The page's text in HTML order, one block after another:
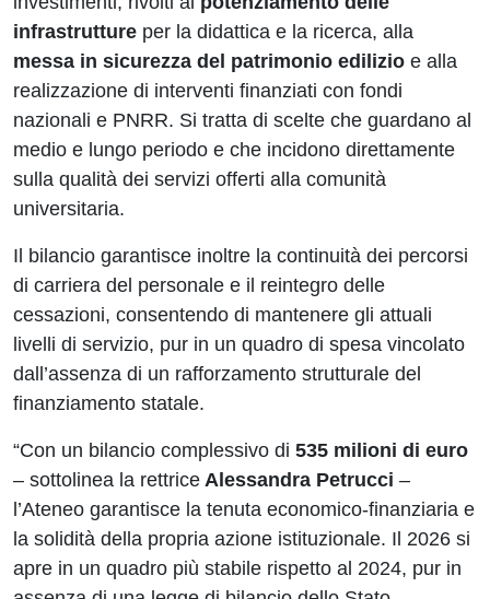
infrastrutture per la didattica e la ricerca, alla
messa in sicurezza del patrimonio edilizio e alla
realizzazione di interventi finanziati con fondi
nazionali e PNRR. Si tratta di scelte che guardano al
medio e lungo periodo e che incidono direttamente
sulla qualità dei servizi offerti alla comunità
universitaria.
Il bilancio garantisce inoltre la continuità dei percorsi
di carriera del personale e il reintegro delle
cessazioni, consentendo di mantenere gli attuali
livelli di servizio, pur in un quadro di spesa vincolato
dall’assenza di un rafforzamento strutturale del
finanziamento statale.
“Con un bilancio complessivo di 535 milioni di euro
– sottolinea la rettrice Alessandra Petrucci –
l’Ateneo garantisce la tenuta economico-finanziaria e
la solidità della propria azione istituzionale. Il 2026 si
apre in un quadro più stabile rispetto al 2024, pur in